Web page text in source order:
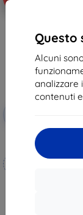
Questo
Alcuni
analizzare
contenuti
3mk